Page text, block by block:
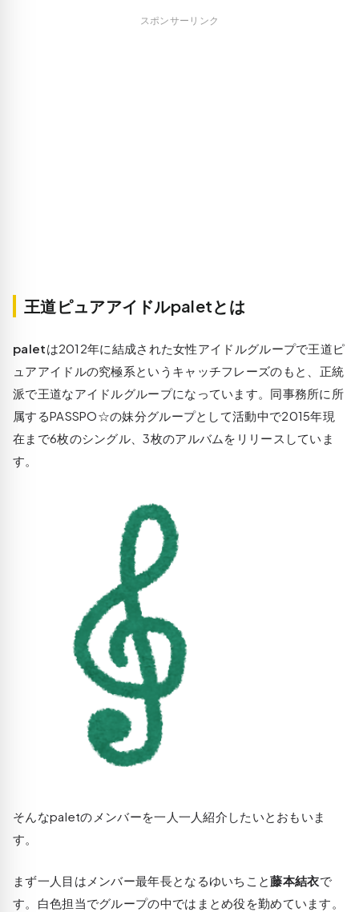
スポンサーリンク
王道ピュアアイドルpaletとは
paletは2012年に結成された女性アイドルグループで王道ピ
ュアアイドルの究極系というキャッチフレーズのもと、正統
派で王道なアイドルグループになっています。同事務所に所
属するPASSPO☆の妹分グループとして活動中で2015年現
在まで6枚のシングル、3枚のアルバムをリリースしていま
す。
そんなpaletのメンバーを一人一人紹介したいとおもいま
す。
まず一人目はメンバー最年長となるゆいちこと藤本結衣で
す。白色担当でグループの中ではまとめ役を勤めています。